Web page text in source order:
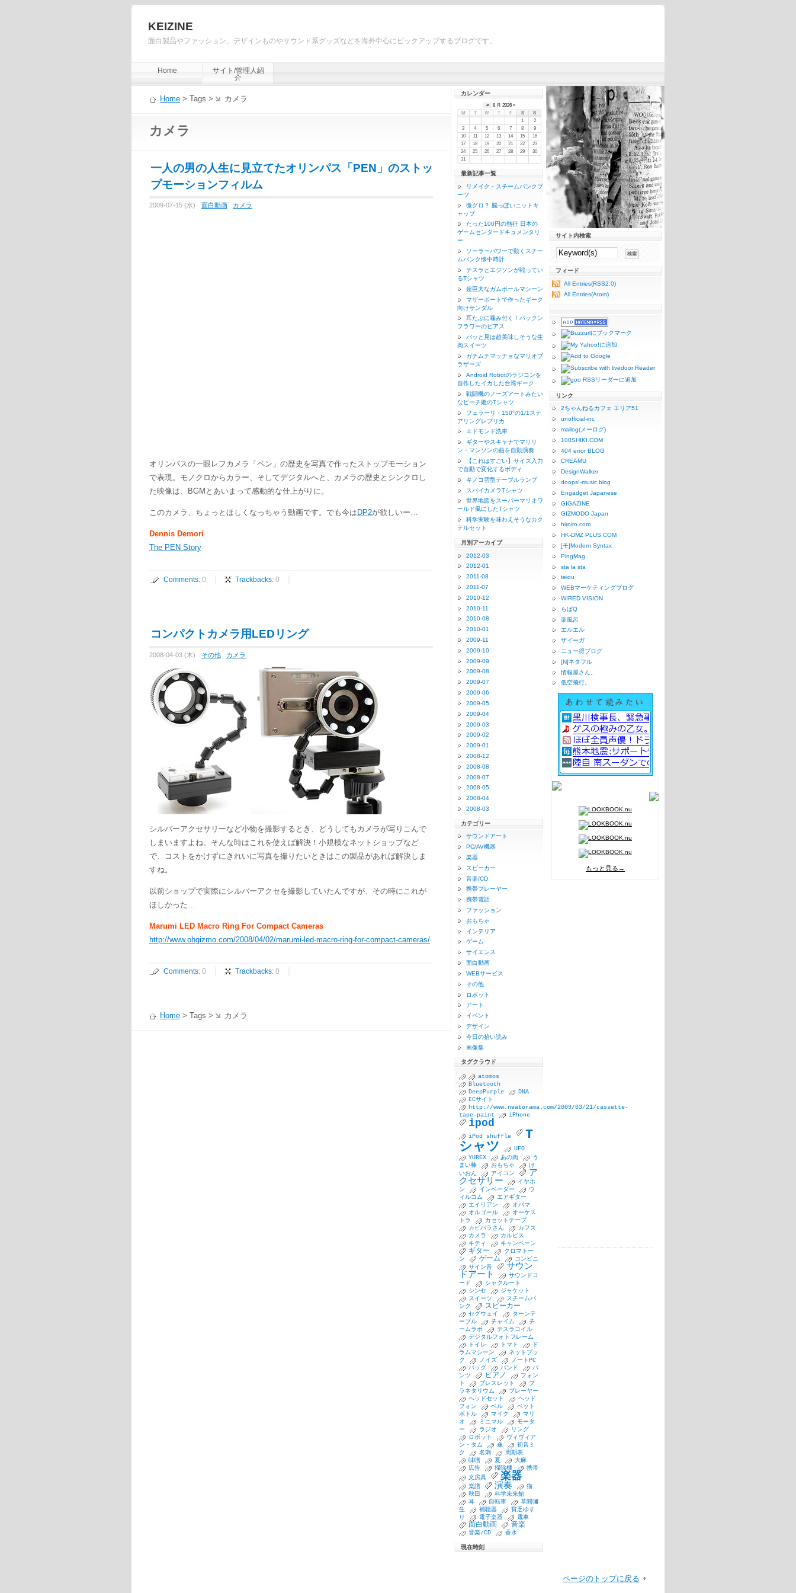
KEIZINE
面白製品やファッション、デザインものやサウンド系グッズなどを海外中心にピックアップするブログです。
Home
サイト/管理人紹
介
Home > Tags > カメラ
カメラ
一人の男の人生に見立てたオリンパス「PEN」のストッ
プモーションフィルム
2009-07-15 (水) 面白動画 カメラ
オリンパスの一眼レフカメラ「ペン」の歴史を写真で作ったストップモーション
で表現。モノクロからカラー、そしてデジタルへと、カメラの歴史とシンクロし
た映像は、BGMとあいまって感動的な仕上がりに。
このカメラ、ちょっとほしくなっちゃう動画です。でも今はDP2が欲しいー…
Dennis Demori
The PEN Story
Comments: 0 Trackbacks: 0
コンパクトカメラ用LEDリング
2008-04-03 (木) その他 カメラ
シルバーアクセサリーなど小物を撮影するとき、どうしてもカメラが写りこんで
しまいますよね。そんな時はこれを使えば解決！小規模なネットショップなど
で、コストをかけずにきれいに写真を撮りたいときはこの製品があれば解決しま
すね。
以前ショップで実際にシルバーアクセを撮影していたんですが、その時にこれが
ほしかった…
Marumi LED Macro Ring For Compact Cameras
http://www.ohgizmo.com/2008/04/02/marumi-led-macro-ring-for-compact-cameras/
Comments: 0 Trackbacks: 0
Home > Tags > カメラ
サイト内検索
フィード
All Entries(RSS2.0)
All Entries(Atom)
リンク
2ちゃんねるカフェ エリア51
unofficial-inc
mailog(メーログ)
100SHIKI.COM
404 error BLOG
CREAMU
DesignWalker
doops!-music blog
Engadget Japanese
GIGAZINE
GIZMODO Japan
hiroiro.com
HK-DMZ PLUS.COM
[モ]Modern Syntax
PingMag
sta la sta
teiou
WEBマーケティングブログ
WIRED VISION
らばQ
楽風呂
エルエル
ザイーガ
ニュー得ブログ
[N]ネタフル
情報屋さん。
低空飛行。
もっと見る→
カレンダー
«
8 月 2026 »
M
T W T F S
S
1
2
3
4 5 6 7 8
9
10
11 12 13 14 15
16
17
18 19 20 21 22
23
24
25 26 27 28 29
30
31
最新記事一覧
リメイク・スチームパンクブ
ーツ
微グロ？ 脳っぽいニットキ
ャップ
たった100円の熱狂 日本の
ゲームセンタードキュメンタリ
ー
ソーラーパワーで動くスチー
ムパンク懐中時計
テスラとエジソンが戦ってい
るTシャツ
超巨大なガムボールマシーン
マザーボートで作ったギーク
向けサンダル
耳たぶに噛み付く！パックン
フラワーのピアス
パッと見は超美味しそうな生
肉スイーツ
ガチムチマッチョなマリオブ
ラザーズ
Android Robotのラジコンを
自作したイカした台湾ギーク
戦闘機のノーズアートみたい
なピーチ姫のTシャツ
フェラーリ・150°の1/1ステ
アリングレプリカ
エドモンド洗車
ギターやスキャナでマリリ
ン・マンソンの曲を自動演奏
【これはすごい】サイズ入力
で自動で変化するボディ
キノコ雲型テーブルランプ
スパイカメラTシャツ
世界地図をスーパーマリオワ
ールド風にしたTシャツ
科学実験を味わえそうなカク
テルセット
月別アーカイブ
2012-03
2012-01
2011-08
2011-07
2010-12
2010-11
2010-08
2010-01
2009-11
2009-10
2009-09
2009-08
2009-07
2009-06
2009-05
2009-04
2009-03
2009-02
2009-01
2008-12
2008-08
2008-07
2008-05
2008-04
2008-03
カテゴリー
サウンドアート
PC/AV機器
楽器
スピーカー
音楽/CD
携帯プレーヤー
携帯電話
ファッション
おもちゃ
インテリア
ゲーム
サイエンス
面白動画
WEBサービス
その他
ロボット
アート
イベント
デザイン
今日の拾い読み
画像集
タグクラウド
atomos
Bluetooth
DeepPurple
DNA
ECサイト
http://www.neatorama.com/2009/03/21/cassette-
tape-paint
iPhone
ipod
iPod shuffle
T
シャツ
UFO
YUREX
あの肉
う
まい棒
おもちゃ
け
いおん
アイコン
ア
クセサリー
イヤホ
ン
インベーダー
ウ
ィルコム
エアギター
エイリアン
オバマ
オルゴール
オーケス
トラ
カセットテープ
カピバラさん
カフス
カメラ
カルピス
キティ
キャンペーン
ギター
クロマトー
ン
ゲーム
コンビニ
サイン音
サウン
ドアート
サウンドコ
ード
シャクルート
シンセ
ジャケット
スイーツ
スチームパ
ンク
スピーカー
セグウェイ
ターンテ
ーブル
チャイム
チ
ームラボ
テスラコイル
デジタルフォトフレーム
トイレ
トマト
ド
ラムマシーン
ネットブッ
ク
ノイズ
ノートPC
バッグ
バンド
パ
ンツ
ピアノ
フォン
ト
ブレスレット
プ
ラネタリウム
プレーヤー
ヘッドセット
ヘッド
フォン
ベル
ペット
ボトル
マイク
マリ
オ
ミニマル
モータ
ー
ラジオ
リング
ロボット
ヴィヴィア
ン・タム
傘
初音ミ
ク
名刺
周期表
味噌
夏
大麻
広告
掃除機
携帯
文房具
楽器
楽譜 演奏
猫
秋田
科学未来館
耳
自転車
草間彌
生
補聴器
貧乏ゆす
り
電子楽器 電車
面白動画 音楽
音楽/CD 香水
現在時刻
ページのトップに戻る